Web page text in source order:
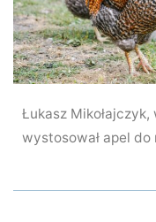
Łukasz
wystosował apel